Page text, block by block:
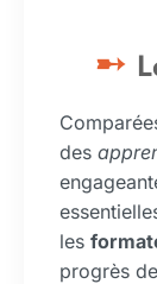
des
les
progrès